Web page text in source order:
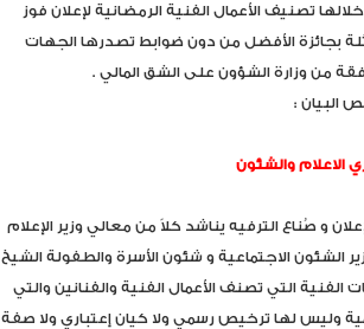
تصنيف الأعمال الفنية الرمضانية لإعلان فوز
بجائزة الأفضل من دون ضوابط تصدرها الجهات
من وزارة الشؤون على الشق المالي .
البيان :
الاعلام والشئون
و صُناع الترفيه يناشد كلاً من معالي وزير الإعلام
الشئون الاجتماعية و شئون الأسرة والطفولة الشيخ
التي تصنف الأعمال الفنية والفنانين والتي
وليس لها ترخيص رسمي ولا كيان إعتباري ولا صفة